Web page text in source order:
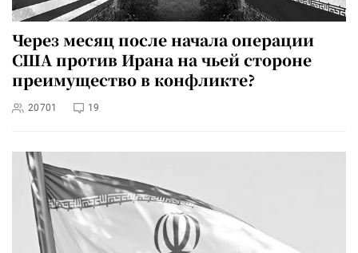
Через месяц после начала операции
США против Ирана на чьей стороне
преимущество в конфликте?
20701 19